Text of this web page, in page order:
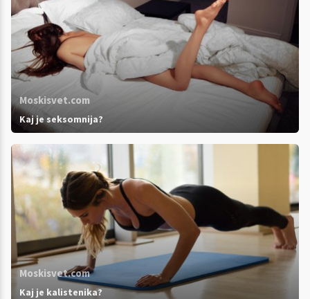
Moskisvet.com
Kaj je seksomnija?
Moskisvet.com
Kaj je kalistenika?